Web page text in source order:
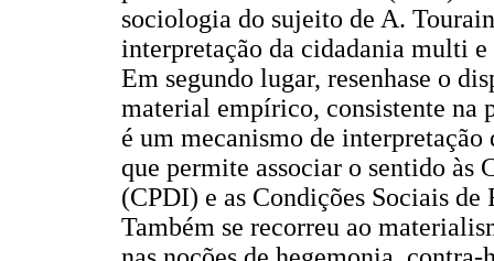
sociologia do sujeito de A.
interpretação da cidadania multi
Em segundo lugar, resenhase o
material empírico, consistente na
é um mecanismo de
que permite associar o sentido às
(CPDI) e as Condições Sociais
Também se recorreu ao